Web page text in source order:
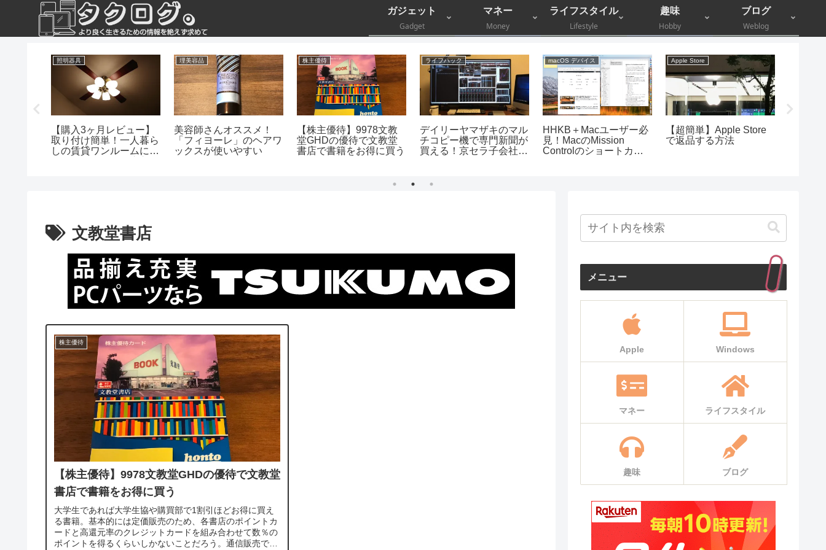
ガジェット
Gadget
マネー
Money
ライフスタイル
Lifestyle
趣味
Hobby
ブログ
Weblog
照明器具
【購入3ヶ月レビュー】
取り付け簡単！一人暮ら
しの賃貸ワンルームにシ
理美容品
美容師さんオススメ！
「フィヨーレ」のヘアワ
ックスが使いやすい
株主優待
【株主優待】9978文教
堂GHDの優待で文教堂
書店で書籍をお得に買う
ライフハック
デイリーヤマザキのマル
チコピー機で専門新聞が
買える！京セラ子会社が
macOS デバイス
HHKB＋Macユーザー必
見！MacのMission
Controlのショートカッ
Apple Store
【超簡単】Apple Store
で返品する方法
文教堂書店
株主優待
【株主優待】9978文教堂GHDの優待で文教堂
書店で書籍をお得に買う
大学生であれば大学生協や購買部で1割引ほどお得に買え
る書籍。基本的には定価販売のため、各書店のポイントカ
ードと高還元率のクレジットカードを組み合わせて数％の
ポイントを得るくらいしかないことだろう。通信販売でよ
メニュー
Apple Windows
マネー ライフスタイル
趣味 ブログ